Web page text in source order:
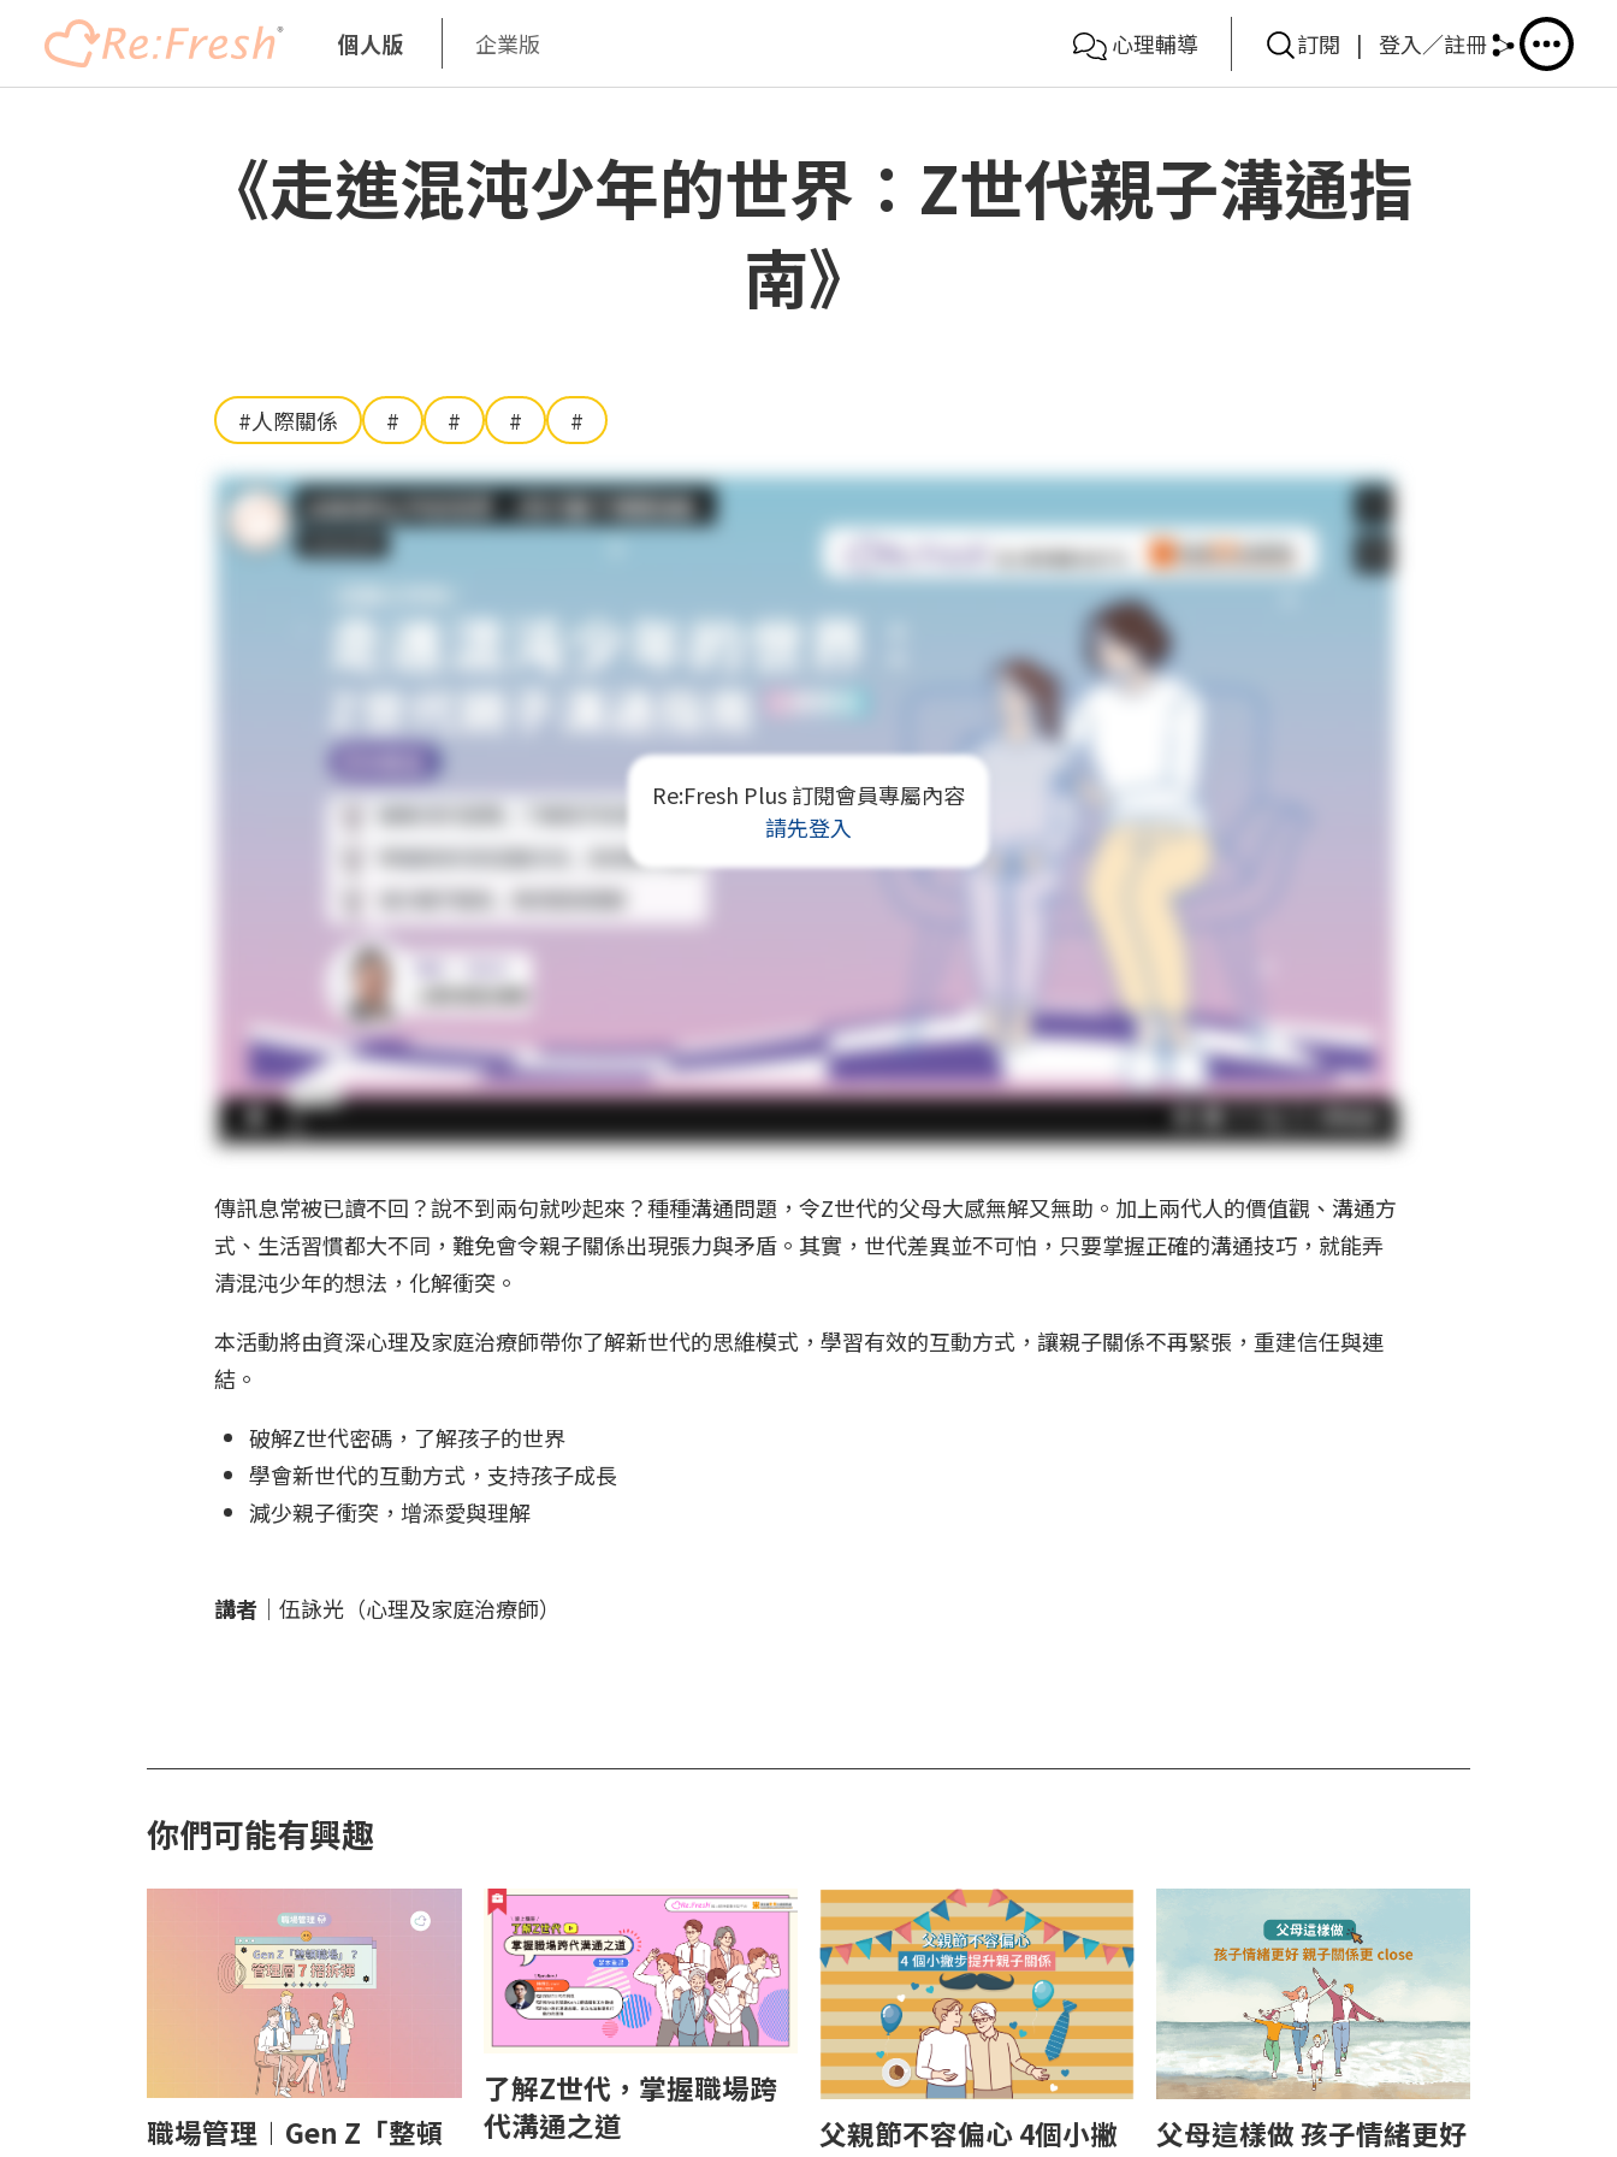
個人版 企業版 心理輔導 訂閱 | 登入／註冊
《走進混沌少年的世界：Z世代親子溝通指
南》
#人際關係 # # # #
Re:Fresh Plus 訂閱會員專屬內容
請先登入
傳訊息常被已讀不回？說不到兩句就吵起來？種種溝通問題，令Z世代的父母大感無解又無助。加上兩代人的價值觀、溝通方
式、生活習慣都大不同，難免會令親子關係出現張力與矛盾。其實，世代差異並不可怕，只要掌握正確的溝通技巧，就能弄
清混沌少年的想法，化解衝突。
本活動將由資深心理及家庭治療師帶你了解新世代的思維模式，學習有效的互動方式，讓親子關係不再緊張，重建信任與連
結。
破解Z世代密碼，了解孩子的世界
學會新世代的互動方式，支持孩子成長
減少親子衝突，增添愛與理解
講者 ｜伍詠光（心理及家庭治療師）
你們可能有興趣
職場管理︱Gen Z「整頓
了解Z世代，掌握職場跨
代溝通之道
父親節不容偏心 4個小撇
父母這樣做 孩子情緒更好